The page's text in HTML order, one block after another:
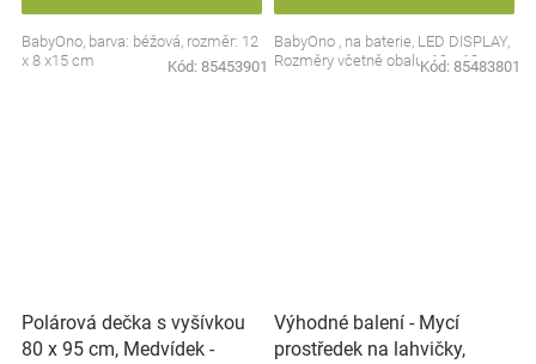
BabyOno, barva: béžová, rozměr: 12
x 8 x15 cm
Kód: 85453901
BabyOno , na baterie, LED DISPLAY,
Rozměry včetně obalu: 19 x 13 cm.
Kód: 85483801
Polárová dečka s vyšívkou
80 x 95 cm, Medvídek -
Výhodné balení - Mycí
prostředek na lahvičky,